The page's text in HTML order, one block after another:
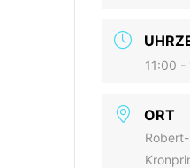
11:00 -
ORT